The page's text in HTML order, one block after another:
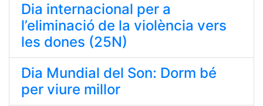
Dia internacional per a
l’eliminació de la violència vers
les dones (25N)
Dia Mundial del Son: Dorm bé
per viure millor